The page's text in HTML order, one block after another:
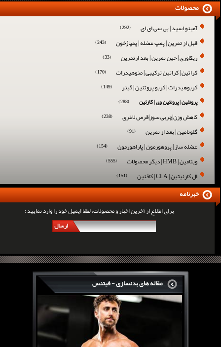
آمینو اسید | بی سی ای ای (292)
قبل از تمرین | پمپ عضله | پمپاژخون (243)
ریکاوری | حین تمرین | بعد ازتمرین (33)
کراتین | کراتین ترکیبی | منوهیدرات (170)
کربوهیدرات | کربو پروتئین | گینر (149)
پروتئین | پروتئین وی | کازئین (288)
کاهش وزن|چربی سوز|قرص لاغری (238)
گلوتامین | بعد از تمرین (91)
عضله ساز | پروهورمون | پاراهورمون (154)
ویتامین | HMB | دیگر محصولات (555)
ال کارنیتین | CLA | کافئین (151)
محصولات
برای اطلاع از آخرین اخبار و محصولات، لطفا ایمیل خود را وارد نمایید :
ارسال
خبرنامه
مقاله های بدنسازی - فیتنس
سرگی کنستانس چگونه بر روی بازو های فوق العاده...
روش های افزایش پیک بازو